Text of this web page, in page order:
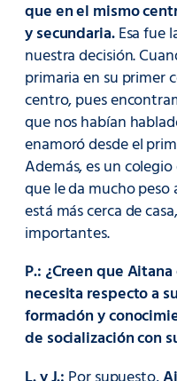
que en el mismo
y secundaria.Esa fue
nuestra decisión.
primaria en su primer
centro, pues
que nos habían
enamoró desde el
Además, es un
que le da mucho peso
está más cerca de
importantes.
P.: ¿Creen que
necesita respecto a
formación y
de socialización con